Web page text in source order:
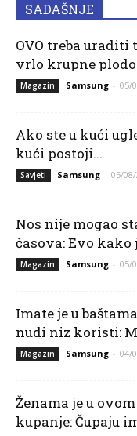
SADAŠNJE
OVO treba
vrlo krupne
Magazin Samsung - 05/
Ako ste u kući
kući postoji...
Savjeti Samsung - 05/
Nos nije mogao
časova: Evo kako
Magazin Samsung - 05/
Imate je u
nudi niz koristi:
Magazin Samsung - 04/
Ženama je u
kupanje: Čupaju